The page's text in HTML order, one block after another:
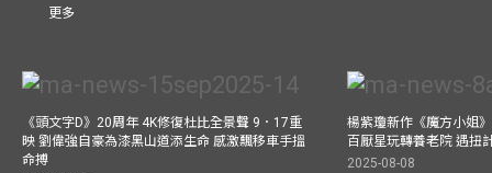
更多
《頭文字D》20周年 4K修復杜比全景聲 9．17重
映 劉偉強自豪為漆黑山道添生命 感激飄移車手搵
命搏
楊紫瓊新作《魔方小姐
百厭星玩轉養老院 遇扭
2025-08-08